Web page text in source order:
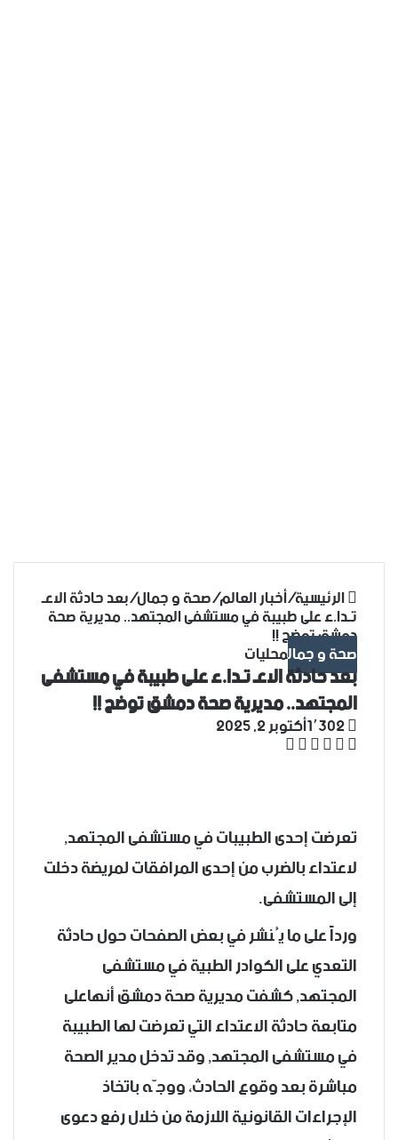
الرئيسية/أخبار العالم/صحة و جمال/بعد حادثة الاعـ
تـدا.ء على طبيبة في مستشفى المجتهد.. مديرية صحة
دمشق توضح !!
صحة و جمالمحليات
بعد حادثة الاعـ تـدا.ء على طبيبة في مستشفى
المجتهد.. مديرية صحة دمشق توضح !!
أكتوبر 2, 2025فيسبوك
‫Xلينكدإنواتساب
تيلقرام
تعرضت إحدى الطبيبات في مستشفى المجتهد,
لاعتداء بالضرب من إحدى المرافقات لمريضة دخلت
إلى المستشفى.
ورداً على ما يُنشر في بعض الصفحات حول حادثة
التعدي على الكوادر الطبية في مستشفى
المجتهد, كشفت مديرية صحة دمشق أنهاعلى
متابعة حادثة الاعتداء التي تعرضت لها الطبيبة
في مستشفى المجتهد, وقد تدخل مدير الصحة
مباشرة بعد وقوع الحادث، ووجّه باتخاذ
الإجراءات القانونية اللازمة من خلال رفع دعوى